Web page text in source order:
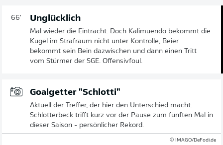
66' Unglücklich
Mal wieder die Eintracht. Doch Kalimuendo bekommt die
Kugel im Strafraum nicht unter Kontrolle, Beier
bekommt sein Bein dazwischen und dann einen Tritt
vom Stürmer der SGE. Offensivfoul.
Goalgetter "Schlotti"
Aktuell der Treffer, der hier den Unterschied macht.
Schlotterbeck trifft kurz vor der Pause zum fünften Mal in
dieser Saison - persönlicher Rekord.
© IMAGO/DeFodi.de